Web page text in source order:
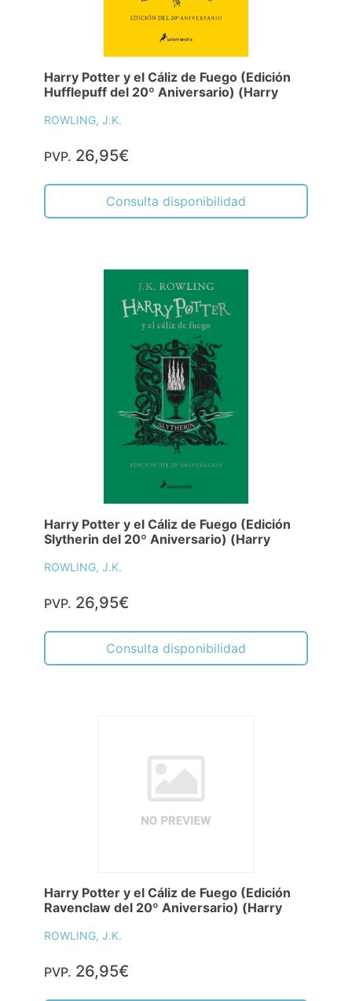
Harry Potter y el Cáliz de Fuego (Edición
Hufflepuff del 20º Aniversario) (Harry
ROWLING, J.K.
PVP. 26,95€
Consulta disponibilidad
Harry Potter y el Cáliz de Fuego (Edición
Slytherin del 20º Aniversario) (Harry
ROWLING, J.K.
PVP. 26,95€
Consulta disponibilidad
Harry Potter y el Cáliz de Fuego (Edición
Ravenclaw del 20º Aniversario) (Harry
ROWLING, J.K.
PVP. 26,95€